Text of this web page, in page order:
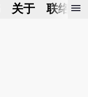
关于 联络我
menu